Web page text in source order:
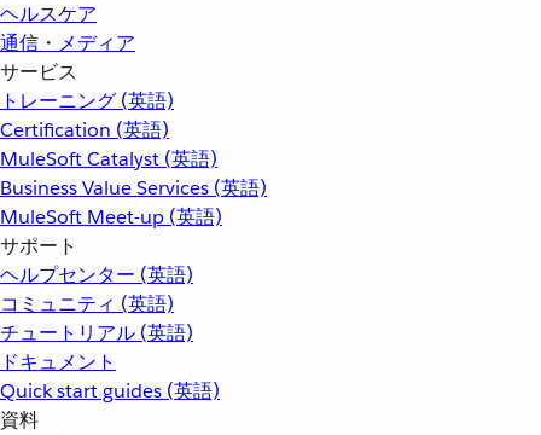
ヘルスケア
通信・メディア
サービス
トレーニング (英語)
Certification (英語)
MuleSoft Catalyst (英語)
Business Value Services (英語)
MuleSoft Meet-up (英語)
サポート
ヘルプセンター (英語)
コミュニティ (英語)
チュートリアル (英語)
ドキュメント
Quick start guides (英語)
資料